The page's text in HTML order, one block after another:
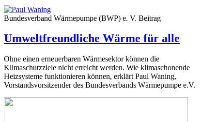
Bundesverband Wärmepumpe (BWP) e. V. Beitrag
Umweltfreundliche Wärme für alle
Ohne einen erneuerbaren Wärmesektor können die
Klimaschutzziele nicht erreicht werden. Wie klimaschonende
Heizsysteme funktionieren können, erklärt Paul Waning,
Vorstandsvorsitzender des Bundesverbands Wärmepumpe e.V.